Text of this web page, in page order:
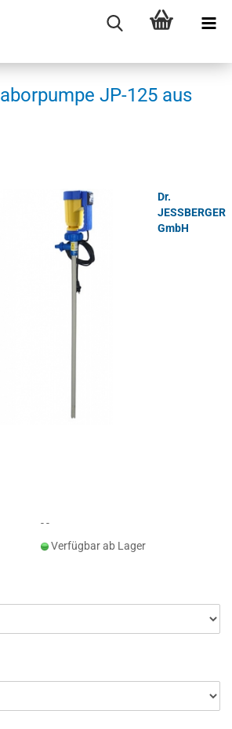
JP-​125 aus
Dr.
JESSBERGER
GmbH
- -
Verfügbar ab Lager